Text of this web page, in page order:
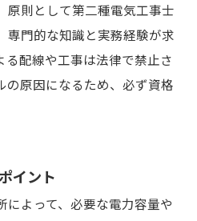
原則として第二種電気工事士
専門的な知識と実務経験が求
配線や工事は法律で禁止さ
の原因になるため、必ず資格
イント
よって、必要な電力容量や